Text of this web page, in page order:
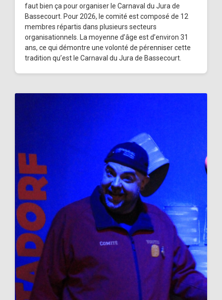
faut bien ça pour organiser le Carnaval du Jura de
Bassecourt. Pour 2026, le comité est composé de 12
membres répartis dans plusieurs secteurs
organisationnels. La moyenne d’âge est d’environ 31
ans, ce qui démontre une volonté de pérenniser cette
tradition qu’est le Carnaval du Jura de Bassecourt.